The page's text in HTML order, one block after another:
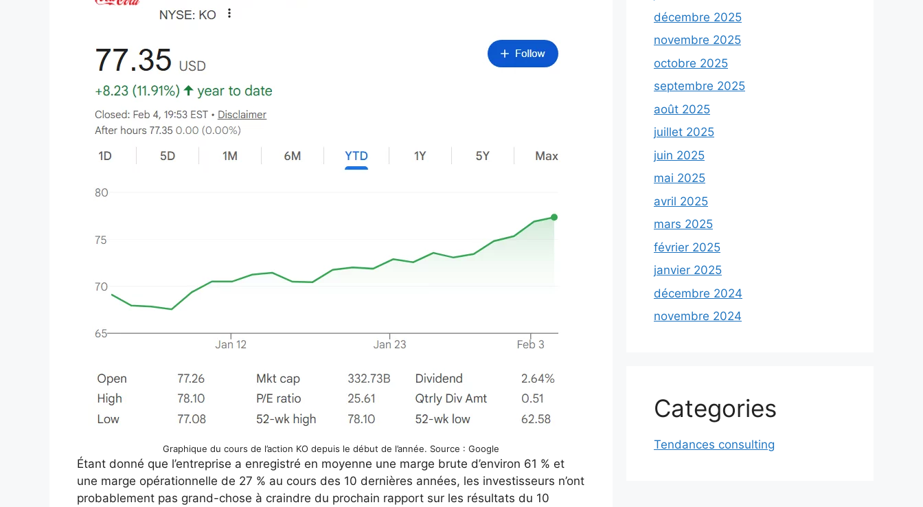
Graphique du cours de l’action KO depuis le début de l’année. Source : Google
Étant donné que l’entreprise a enregistré en moyenne une marge brute d’environ 61 % et
une marge opérationnelle de 27 % au cours des 10 dernières années, les investisseurs n’ont
probablement pas grand-chose à craindre du prochain rapport sur les résultats du 10
décembre 2025
novembre 2025
octobre 2025
septembre 2025
août 2025
juillet 2025
juin 2025
mai 2025
avril 2025
mars 2025
février 2025
janvier 2025
décembre 2024
novembre 2024
Categories
Tendances consulting